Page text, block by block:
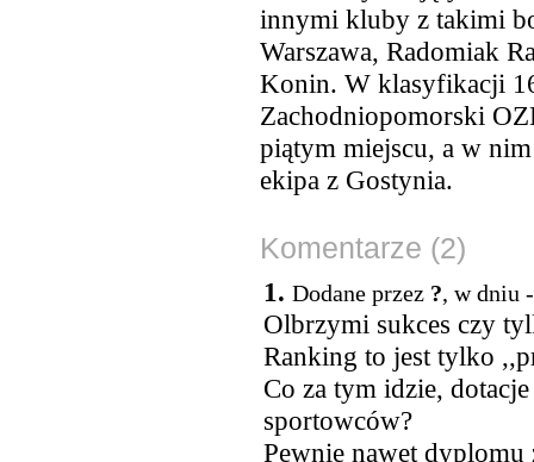
innymi kluby z takimi
Warszawa, Radomiak
Konin. W klasyfikacji
Zachodniopomorski
piątym miejscu, a w
ekipa z Gostynia.
Komentarze (2)
1. Dodane przez ?, w dniu
Olbrzymi sukces czy
Ranking to jest tylko
Co za tym idzie,
sportowców?
Pewnie nawet dyplomu